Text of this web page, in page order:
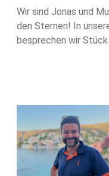
Wir sind Jonas und
den Sternen! In
besprechen wir